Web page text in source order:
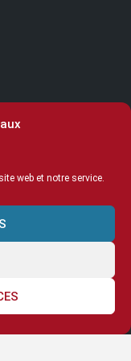
web et notre service.